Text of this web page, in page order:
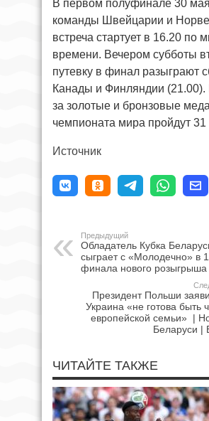
В первом полуфинале 30
команды Швейцарии и
встреча стартует в 16.20 по
времени. Вечером субботы
путевку в финал разыграют
Канады и Финляндии (21.00).
за золотые и бронзовые
чемпионата мира пройдут 31
Источник
Предыдущий
Обладатель Кубка
сыграет с «Молодечно» в
финала нового розыгрыша
Президент Польши
Украина «не готова быть
европейской семьи» |
Беларуси |
ЧИТАЙТЕ ТАКЖЕ